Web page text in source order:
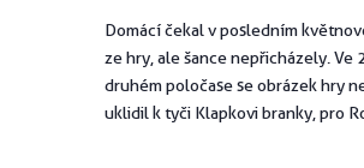
Domácí čekal v posledním
ze hry, ale šance nepřicházely.
druhém poločase se obrázek hry
uklidil k tyči Klapkovi branky, pro